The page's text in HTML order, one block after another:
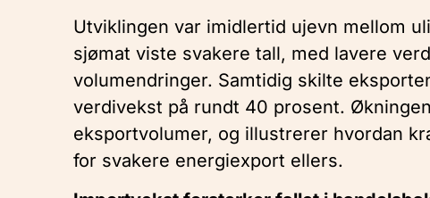
Utviklingen var imidlertid ujevn mellom
sjømat viste svakere tall, med lavere
volumendringer. Samtidig skilte
verdivekst på rundt 40 prosent.
eksportvolumer, og illustrerer hvordan
for svakere energiexport ellers.